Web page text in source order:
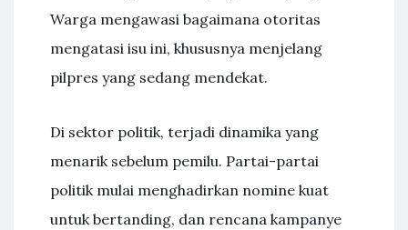
Warga mengawasi bagaimana otoritas
mengatasi isu ini, khususnya menjelang
pilpres yang sedang mendekat.
Di sektor politik, terjadi dinamika yang
menarik sebelum pemilu. Partai-partai
politik mulai menghadirkan nomine kuat
untuk bertanding, dan rencana kampanye